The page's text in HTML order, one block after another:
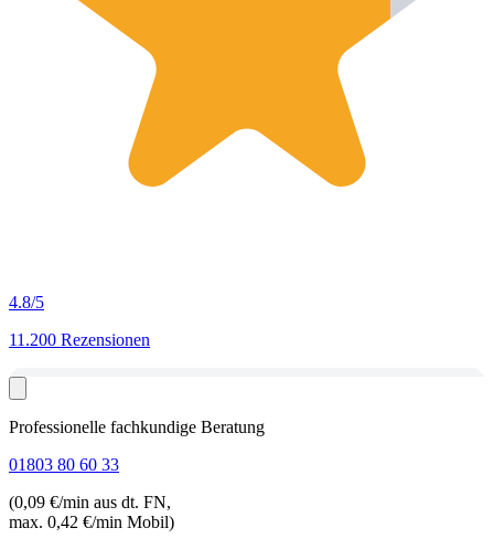
4.8/5
11.200 Rezensionen
Professionelle fachkundige Beratung
01803 80 60 33
(0,09 €/min aus dt. FN,
max. 0,42 €/min Mobil)